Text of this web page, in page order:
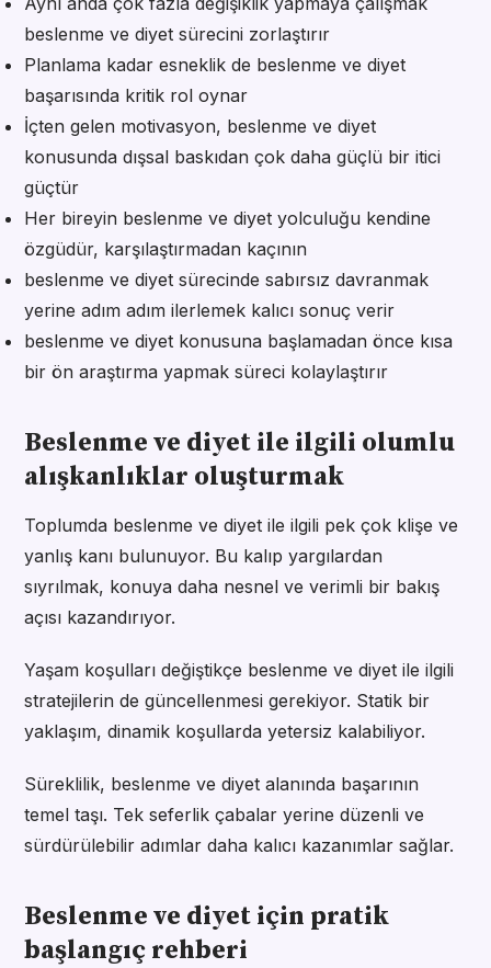
beslenme ve diyet sürecini zorlaştırır
Planlama kadar esneklik de beslenme ve diyet
başarısında kritik rol oynar
İçten gelen motivasyon, beslenme ve diyet
konusunda dışsal baskıdan çok daha güçlü bir itici
güçtür
Her bireyin beslenme ve diyet yolculuğu kendine
özgüdür, karşılaştırmadan kaçının
beslenme ve diyet sürecinde sabırsız davranmak
yerine adım adım ilerlemek kalıcı sonuç verir
beslenme ve diyet konusuna başlamadan önce kısa
bir ön araştırma yapmak süreci kolaylaştırır
Beslenme ve diyet ile ilgili olumlu
alışkanlıklar oluşturmak
Toplumda beslenme ve diyet ile ilgili pek çok klişe ve
yanlış kanı bulunuyor. Bu kalıp yargılardan
sıyrılmak, konuya daha nesnel ve verimli bir bakış
açısı kazandırıyor.
Yaşam koşulları değiştikçe beslenme ve diyet ile ilgili
stratejilerin de güncellenmesi gerekiyor. Statik bir
yaklaşım, dinamik koşullarda yetersiz kalabiliyor.
Süreklilik, beslenme ve diyet alanında başarının
temel taşı. Tek seferlik çabalar yerine düzenli ve
sürdürülebilir adımlar daha kalıcı kazanımlar sağlar.
Beslenme ve diyet için pratik
başlangıç rehberi